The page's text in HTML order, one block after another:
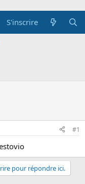
S'inscrire
#1
pour répondre ici.